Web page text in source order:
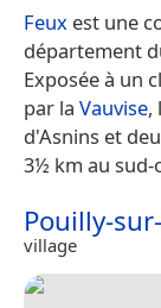
Feux est une
département
Exposée à un
par la Vauvise,
d'Asnins et
3½ km au sud-
Pouilly-
village